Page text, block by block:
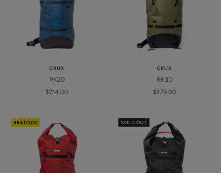
CRUX
RK20
Sale
$214.00
CRUX
RK30
Sale
$279.00
RESTOCK SOLD OUT